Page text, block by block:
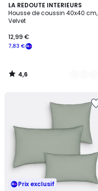
LA REDOUTE INTERIEURS
Housse de coussin 40x40 cm,
Velvet
7,83 €
12,99 €
4,6
/ 5
10
Couleurs
4,6
/
Prix exclusif